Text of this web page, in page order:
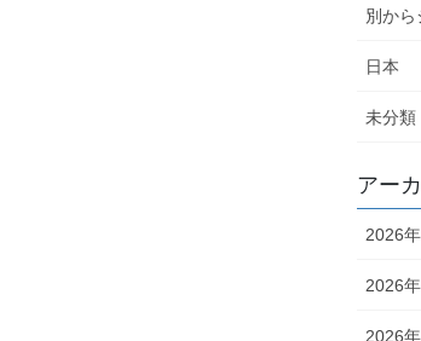
別から
日本
未分類
アー
2026
2026
2026